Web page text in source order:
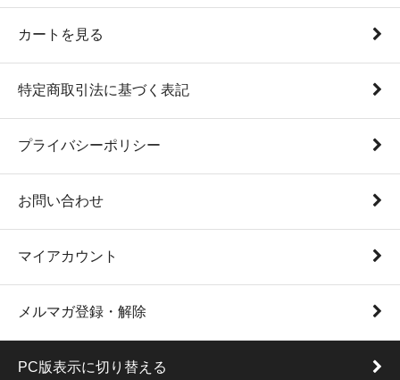
カートを見る
特定商取引法に基づく表記
プライバシーポリシー
お問い合わせ
マイアカウント
メルマガ登録・解除
PC版表示に切り替える